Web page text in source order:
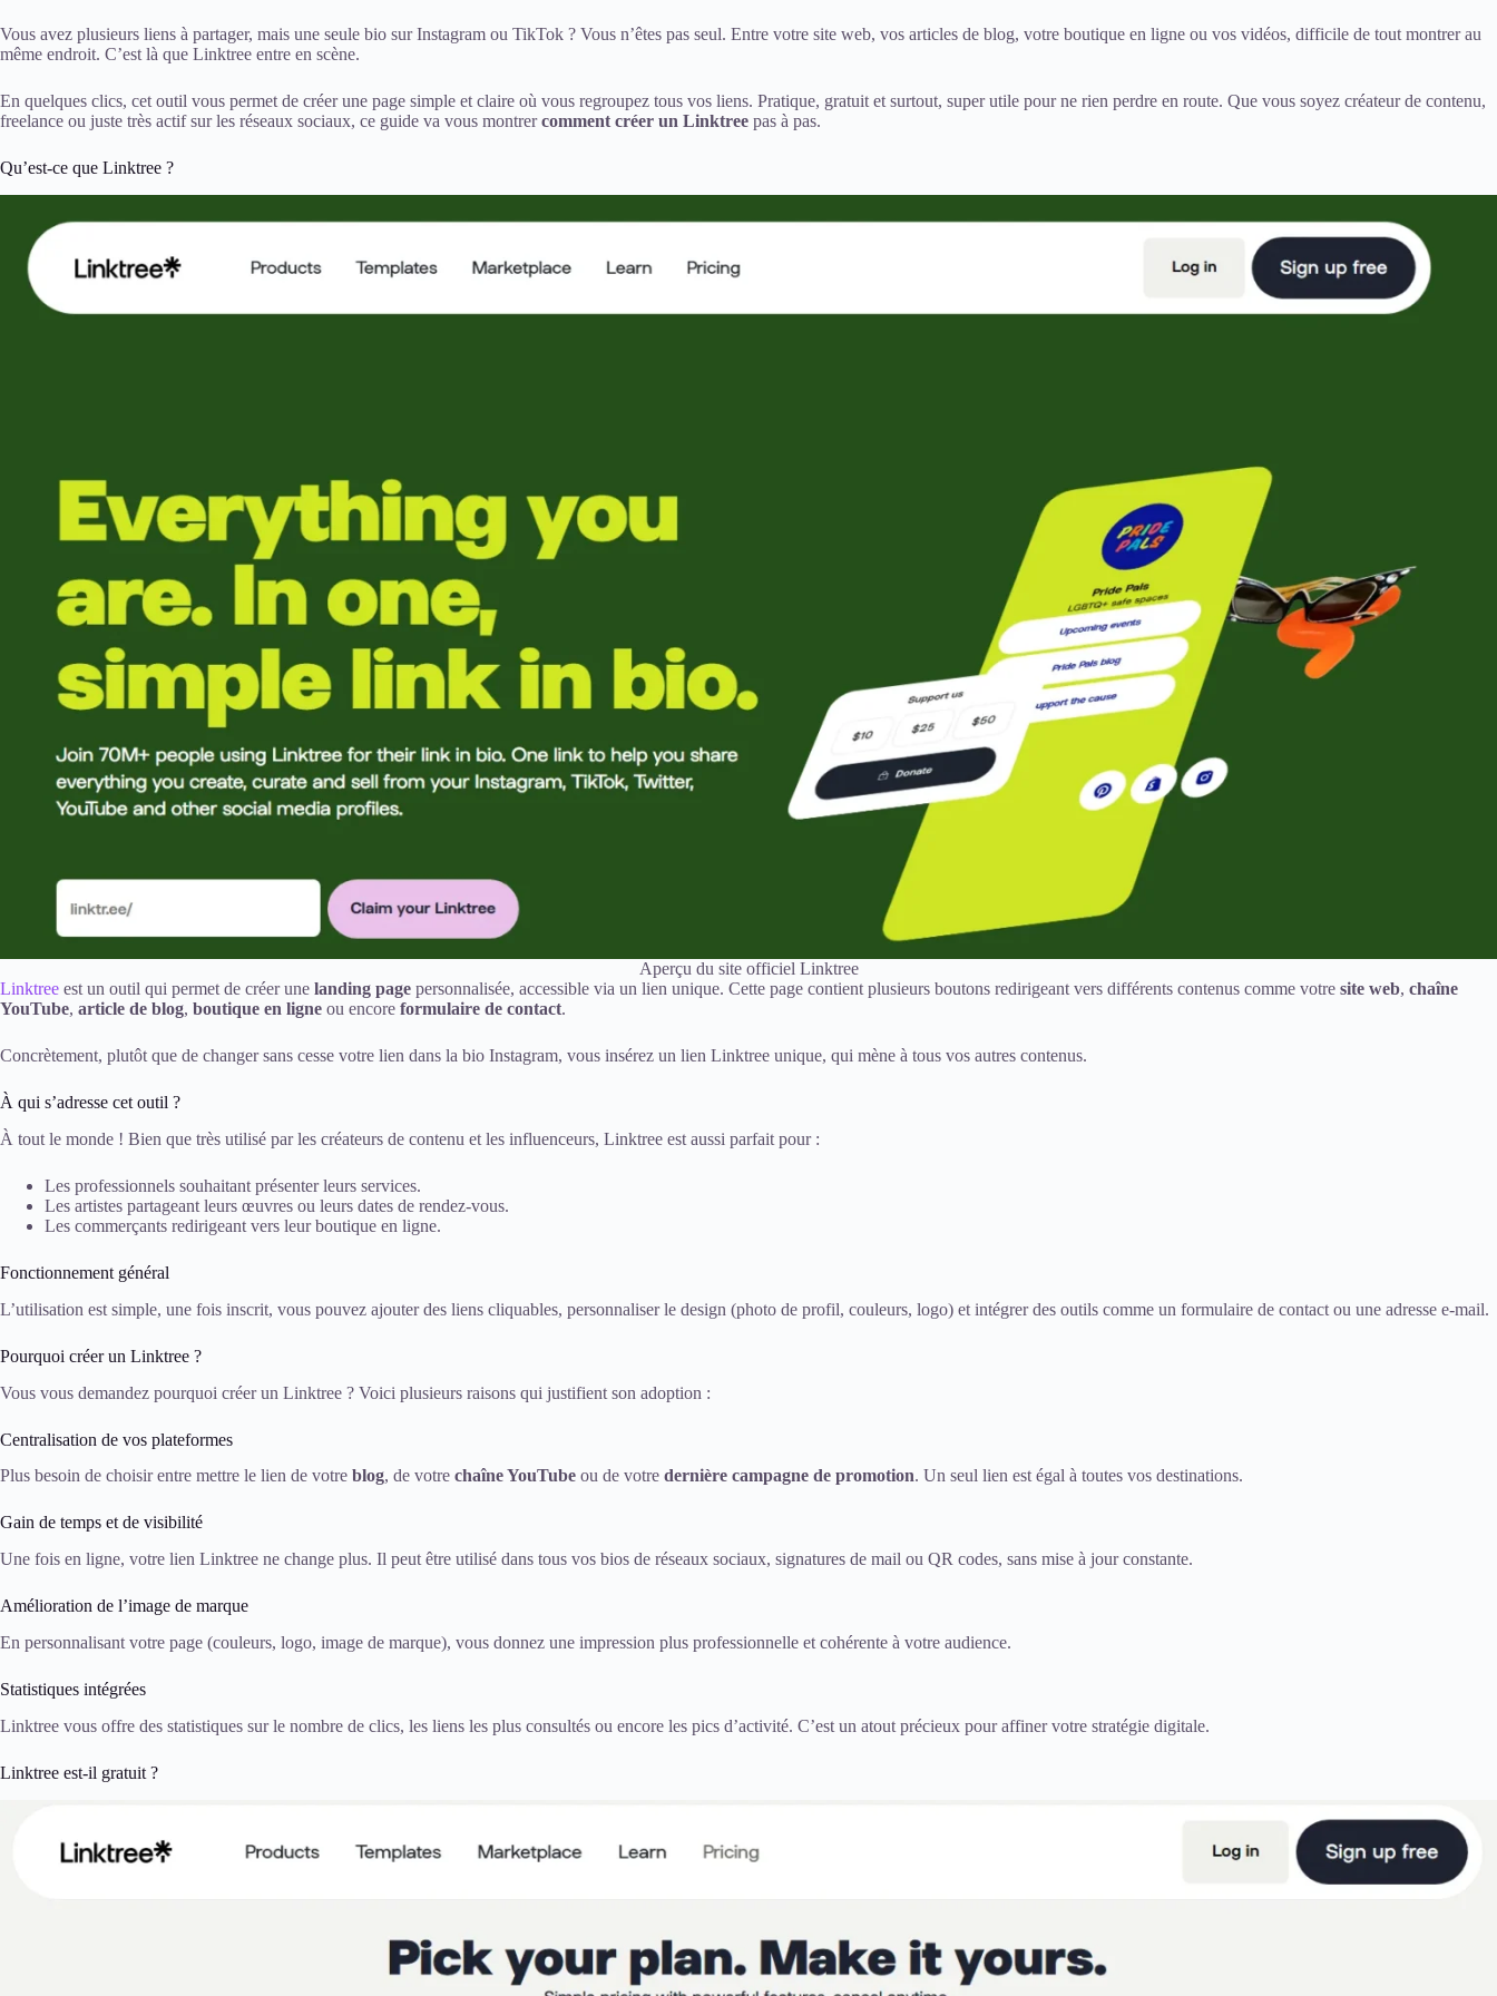
Vous avez plusieurs liens à partager, mais une seule bio sur Instagram ou TikTok ? Vous n’êtes pas seul. Entre votre site web, vos articles de blog, votre boutique en ligne ou vos vidéos, difficile de tout montrer au
même endroit. C’est là que Linktree entre en scène.
En quelques clics, cet outil vous permet de créer une page simple et claire où vous regroupez tous vos liens. Pratique, gratuit et surtout, super utile pour ne rien perdre en route. Que vous soyez créateur de contenu,
freelance ou juste très actif sur les réseaux sociaux, ce guide va vous montrercomment créer un Linktree pas à pas.
Qu’est-ce que Linktree ?
Aperçu du site officiel Linktree
Linktree est un outil qui permet de créer une landing page personnalisée, accessible via un lien unique. Cette page contient plusieurs boutons redirigeant vers différents contenus comme votre site web, chaîne
YouTube, article de blog, boutique en ligne ou encore formulaire de contact.
Concrètement, plutôt que de changer sans cesse votre lien dans la bio Instagram, vous insérez un lien Linktree unique, qui mène à tous vos autres contenus.
À qui s’adresse cet outil ?
À tout le monde ! Bien que très utilisé par les créateurs de contenu et les influenceurs, Linktree est aussi parfait pour :
Les professionnels souhaitant présenter leurs services.
Les artistes partageant leurs œuvres ou leurs dates de rendez-vous.
Les commerçants redirigeant vers leur boutique en ligne.
Fonctionnement général
L’utilisation est simple, une fois inscrit, vous pouvez ajouter des liens cliquables, personnaliser le design (photo de profil, couleurs, logo) et intégrer des outils comme un formulaire de contact ou une adresse e-mail.
Pourquoi créer un Linktree ?
Vous vous demandez pourquoi créer un Linktree ? Voici plusieurs raisons qui justifient son adoption :
Centralisation de vos plateformes
Plus besoin de choisir entre mettre le lien de votre blog, de votre chaîne YouTube ou de votre dernière campagne de promotion. Un seul lien est égal à toutes vos destinations.
Gain de temps et de visibilité
Une fois en ligne, votre lien Linktree ne change plus. Il peut être utilisé dans tous vos bios de réseaux sociaux, signatures de mail ou QR codes, sans mise à jour constante.
Amélioration de l’image de marque
En personnalisant votre page (couleurs, logo, image de marque), vous donnez une impression plus professionnelle et cohérente à votre audience.
Statistiques intégrées
Linktree vous offre des statistiques sur le nombre de clics, les liens les plus consultés ou encore les pics d’activité. C’est un atout précieux pour affiner votre stratégie digitale.
Linktree est-il gratuit ?